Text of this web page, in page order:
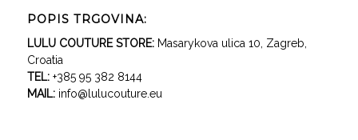
POPIS TRGOVINA:
LULU COUTURE STORE: Masarykova ulica 10, Zagreb,
Croatia
TEL:+385 95 382 8144
MAIL: info@lulucouture.eu